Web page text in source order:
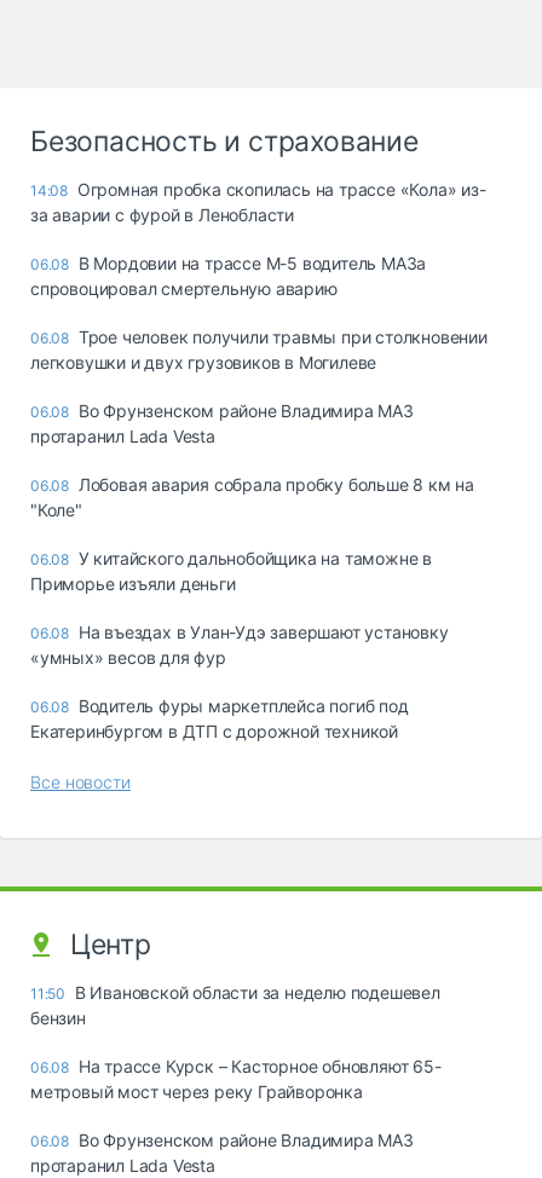
Безопасность и страхование
14:08 Огромная пробка скопилась на трассе «Кола» из-
за аварии с фурой в Ленобласти
06.08 В Мордовии на трассе М-5 водитель МАЗа
спровоцировал смертельную аварию
06.08 Трое человек получили травмы при столкновении
легковушки и двух грузовиков в Могилеве
06.08 Во Фрунзенском районе Владимира МАЗ
протаранил Lada Vesta
06.08 Лобовая авария собрала пробку больше 8 км на
"Коле"
06.08 У китайского дальнобойщика на таможне в
Приморье изъяли деньги
06.08 Ha въeздax в Улaн-Удэ зaвepшaют ycтaнoвкy
«yмныx» вecoв для фyp
06.08 Водитель фуры маркетплейса погиб под
Екатеринбургом в ДТП с дорожной техникой
Все новости
Центр
11:50
В Ивановской области за неделю подешевел
бензин
06.08 На трассе Курск – Касторное обновляют 65-
метровый мост через реку Грайворонка
06.08 Во Фрунзенском районе Владимира МАЗ
протаранил Lada Vesta